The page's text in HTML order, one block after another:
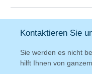
Kontaktieren Sie
Sie werden es nicht
hilft Ihnen von